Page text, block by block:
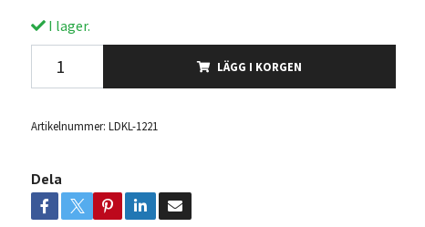
I lager.
LÄGG I KORGEN
Artikelnummer: LDKL-1221
Dela